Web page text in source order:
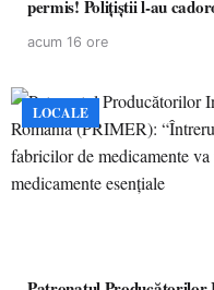
permis! Polițiștii l-au
acum 16 ore
LOCALE